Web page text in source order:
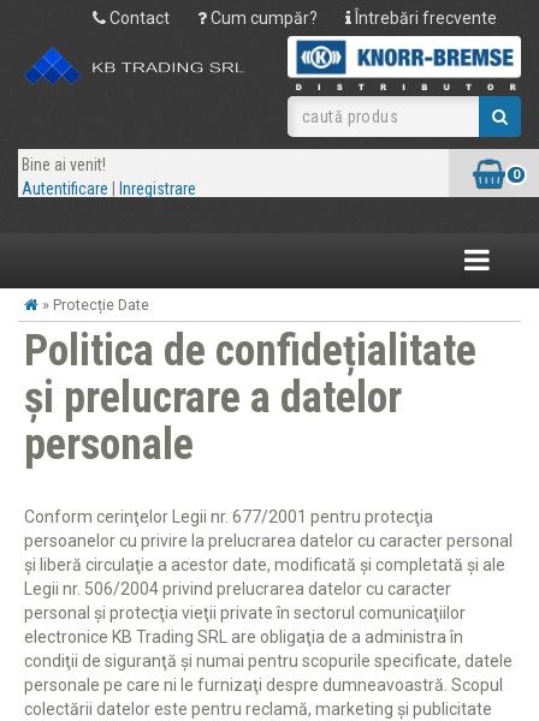
Contact Cum cumpăr? Întrebări frecvente
Bine ai venit!
Autentificare
Inregistrare
0
Toggle
» Protecție Date
Politica de confidețialitate
și prelucrare a datelor
personale
Conform cerinţelor Legii nr. 677/2001 pentru protecţia
persoanelor cu privire la prelucrarea datelor cu caracter personal
şi liberă circulaţie a acestor date, modificată şi completată şi ale
Legii nr. 506/2004 privind prelucrarea datelor cu caracter
personal şi protecţia vieţii private în sectorul comunicaţiilor
electronice KB Trading SRL are obligaţia de a administra în
condiţii de siguranţă şi numai pentru scopurile specificate, datele
personale pe care ni le furnizaţi despre dumneavoastră. Scopul
colectării datelor este pentru reclamă, marketing și publicitate